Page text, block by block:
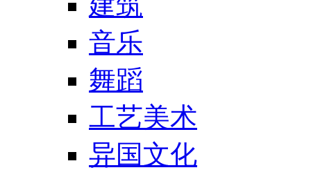
音乐
舞蹈
工艺美术
异国文化